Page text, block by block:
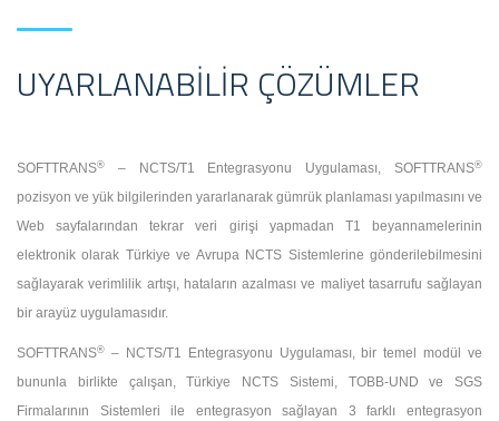
UYARLANABILIR ÇÖZÜMLER
SOFTTRANS® – NCTS/T1 Entegrasyonu Uygulaması, SOFTTRANS®
pozisyon ve yük bilgilerinden yararlanarak gümrük planlaması yapılmasını ve
Web sayfalarından tekrar veri girişi yapmadan T1 beyannamelerinin
elektronik olarak Türkiye ve Avrupa NCTS Sistemlerine gönderilebilmesini
sağlayarak verimlilik artışı, hataların azalması ve maliyet tasarrufu sağlayan
bir arayüz uygulamasıdır.
SOFTTRANS® – NCTS/T1 Entegrasyonu Uygulaması, bir temel modül ve
bununla birlikte çalışan, Türkiye NCTS Sistemi, TOBB-UND ve SGS
Firmalarının Sistemleri ile entegrasyon sağlayan 3 farklı entegrasyon